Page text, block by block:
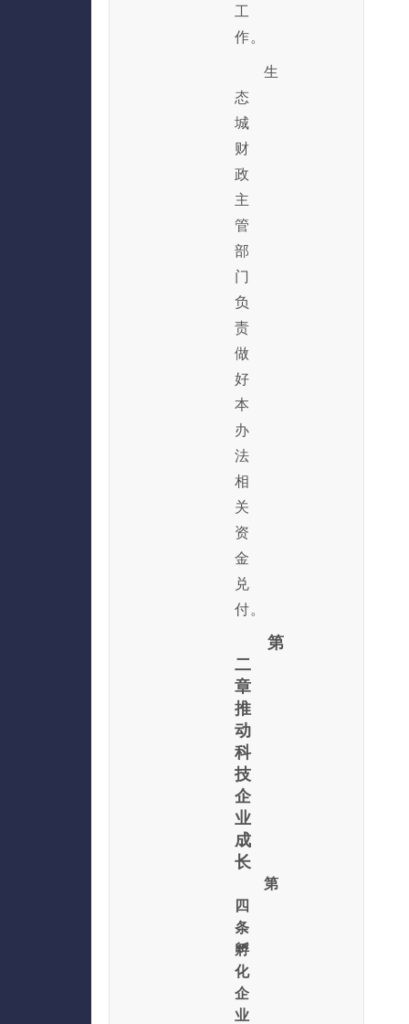
工
作。
生
态
城
财
政
主
管
部
门
负
责
做
好
本
办
法
相
关
资
金
兑
付。
第
二
章
推
动
科
技
企
业
成
长
第
四
条
孵
化
企
业